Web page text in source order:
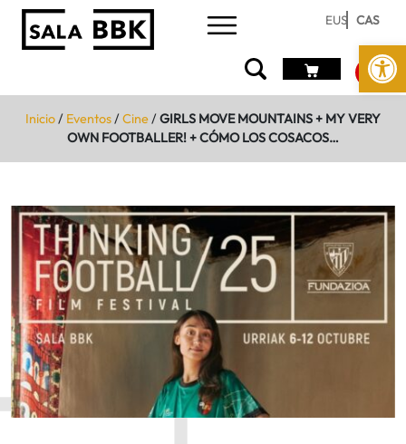
Abrir
EUS CAS
Inicio/ Eventos/Cine/GIRLS MOVE MOUNTAINS + MY VERY
OWN FOOTBALLER! + CÓMO LOS COSACOS…